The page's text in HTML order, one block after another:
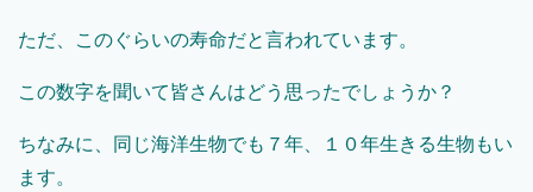
ただ、このぐらいの寿命だと言われています。
この数字を聞いて皆さんはどう思ったでしょうか？
ちなみに、同じ海洋生物でも７年、１０年生きる生物もい
ます。